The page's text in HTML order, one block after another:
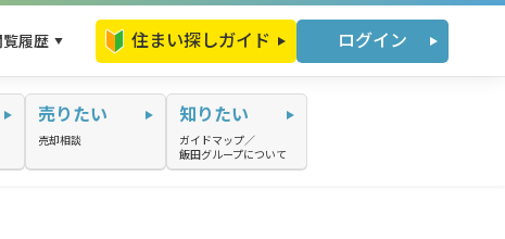
覧履歴 住まい探しガイド ログイン
売りたい
売却相談
知りたい
ガイドマップ／
飯田グループについて